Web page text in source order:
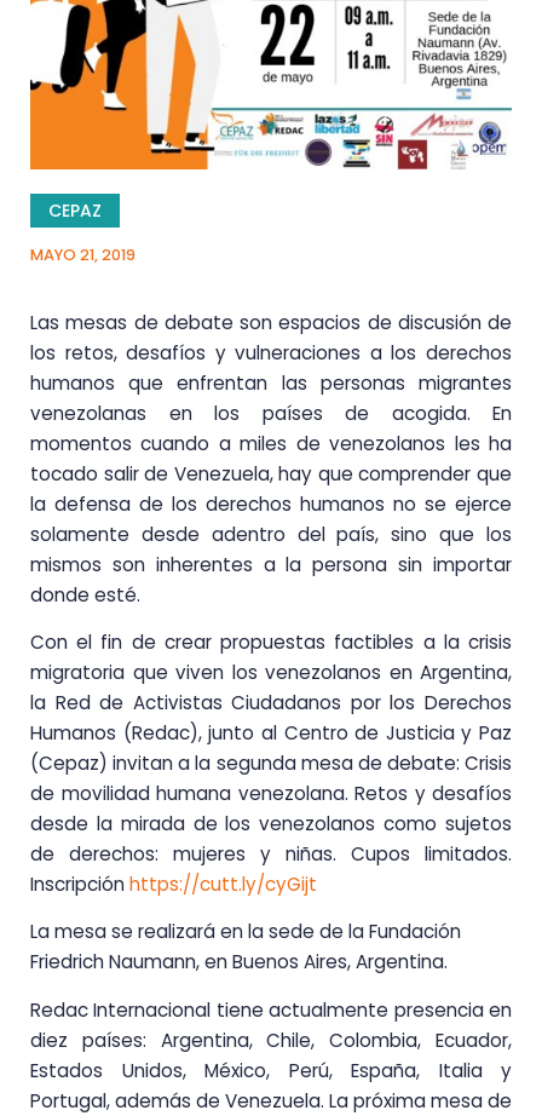
CEPAZ
MAYO 21, 2019
Las mesas de debate son espacios de discusión de
los retos, desafíos y vulneraciones a los derechos
humanos que enfrentan las personas migrantes
venezolanas en los países de acogida. En
momentos cuando a miles de venezolanos les ha
tocado salir de Venezuela, hay que comprender que
la defensa de los derechos humanos no se ejerce
solamente desde adentro del país, sino que los
mismos son inherentes a la persona sin importar
donde esté.
Con el fin de crear propuestas factibles a la crisis
migratoria que viven los venezolanos en Argentina,
la Red de Activistas Ciudadanos por los Derechos
Humanos (Redac), junto al Centro de Justicia y Paz
(Cepaz) invitan a la segunda mesa de debate: Crisis
de movilidad humana venezolana. Retos y desafíos
desde la mirada de los venezolanos como sujetos
de derechos: mujeres y niñas. Cupos limitados.
Inscripciónhttps://cutt.ly/cyGijt
La mesa se realizará en la sede de la Fundación
Friedrich Naumann, en Buenos Aires, Argentina.
Redac Internacional tiene actualmente presencia en
diez países: Argentina, Chile, Colombia, Ecuador,
Estados Unidos, México, Perú, España, Italia y
Portugal, además de Venezuela. La próxima mesa de